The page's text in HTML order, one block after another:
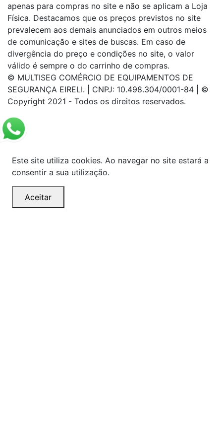
apenas para compras no site e não se aplicam a Loja
Física. Destacamos que os preços previstos no site
prevalecem aos demais anunciados em outros meios
de comunicação e sites de buscas. Em caso de
divergência do preço e condições no site, o valor
válido é sempre o do carrinho de compras.
© MULTISEG COMÉRCIO DE EQUIPAMENTOS DE
SEGURANÇA EIRELI. | CNPJ: 10.498.304/0001-84 | ©
Copyright 2021 - Todos os direitos reservados.
Este site utiliza cookies. Ao navegar no site estará a
consentir a sua utilização.
Aceitar